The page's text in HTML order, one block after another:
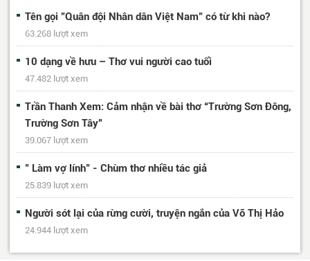
Tên gọi "Quân đội Nhân dân Việt Nam" có từ khi nào?
63.268 lượt xem
10 dạng về hưu – Thơ vui người cao tuổi
47.482 lượt xem
Trần Thanh Xem: Cảm nhận về bài thơ “Trường Sơn Đông,
Trường Sơn Tây”
39.067 lượt xem
" Làm vợ lính" - Chùm thơ nhiều tác giả
25.839 lượt xem
Người sót lại của rừng cười, truyện ngắn của Võ Thị Hảo
24.944 lượt xem